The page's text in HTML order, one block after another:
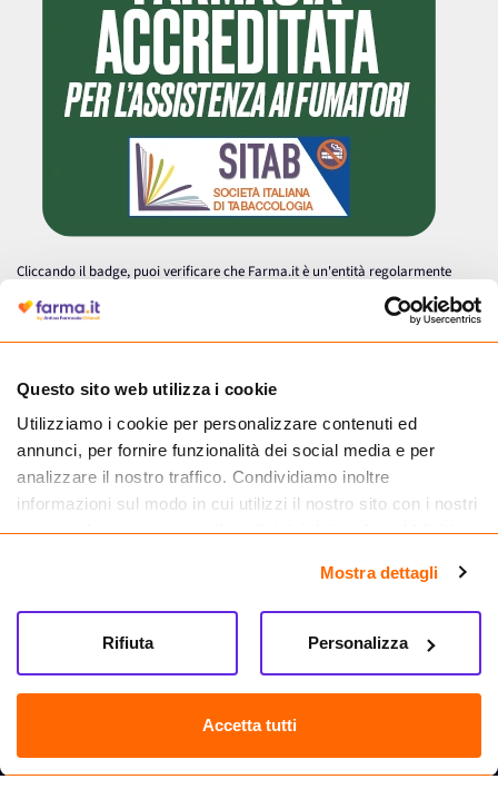
Questo sito web utilizza i cookie
Utilizziamo i cookie per personalizzare contenuti ed
annunci, per fornire funzionalità dei social media e per
analizzare il nostro traffico. Condividiamo inoltre
informazioni sul modo in cui utilizzi il nostro sito con i nostri
partner che si occupano di analisi dei dati web, pubblicità e
informazioni che hai fornito loro o che hanno raccolto dal
tuo utilizzo dei loro servizi.
Mostra dettagli
Accetta tutti
Personalizza
Rifiuta
Cliccando il badge, puoi verificare che Farma.it è un'entità regolarmente
autorizzata dal Ministero della Salute a effettuare la vendita online di
medicinali.
Farma.it S.a.s. P. IVA 07417261216 REA: NA-884088
CREDITS
Sede legale Via delle Repubbliche Marinare 128, 80147 Napoli